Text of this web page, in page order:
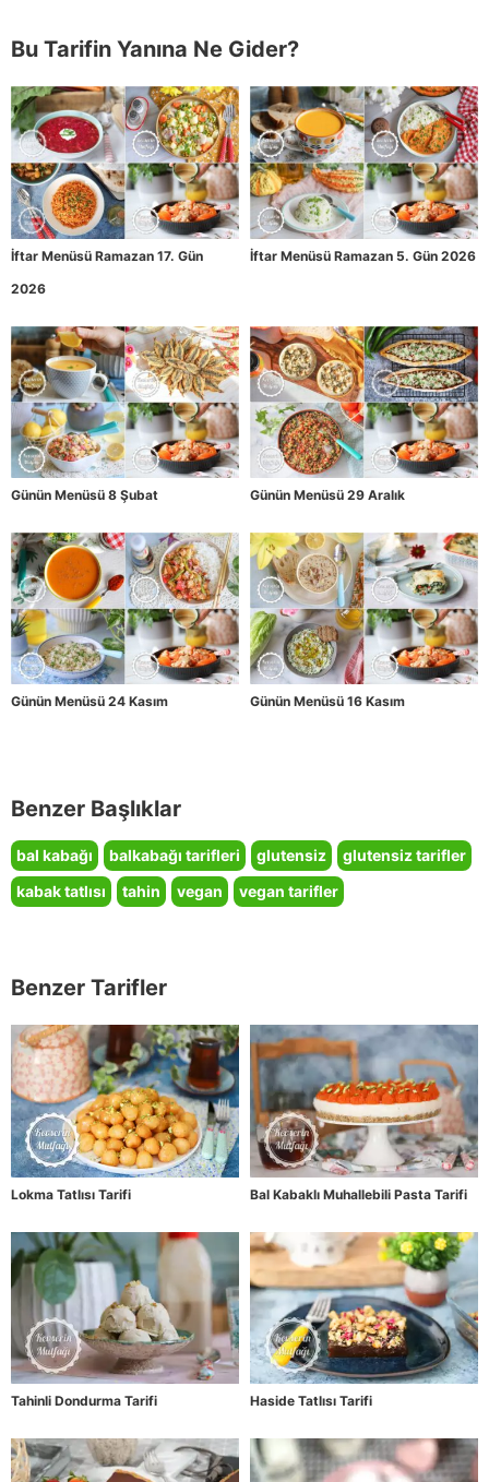
Bu Tarifin Yanına Ne Gider?
İftar Menüsü Ramazan 17. Gün
2026
İftar Menüsü Ramazan 5. Gün 2026
Günün Menüsü 8 Şubat Günün Menüsü 29 Aralık
Günün Menüsü 24 Kasım Günün Menüsü 16 Kasım
Benzer Başlıklar
bal kabağı balkabağı tarifleri glutensiz
glutensiz tarifler
kabak tatlısı
tahin vegan vegan tarifler
Benzer Tarifler
Lokma Tatlısı Tarifi Bal Kabaklı Muhallebili Pasta Tarifi
Tahinli Dondurma Tarifi Haside Tatlısı Tarifi